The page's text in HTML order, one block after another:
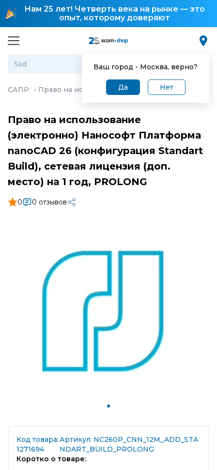
Нам 25 лет! Четверть века на рынке — это
опыт, которому доверяют
Ваш город - Москва, верно?
Да Нет
САПР · Право на использование (электронно)
Право на использование
(электронно) Нанософт Платформа
nanoCAD 26 (конфигурация Standart
Build), сетевая лицензия (доп.
место) на 1 год, PROLONG
0 0 отзывов
Код товара:
1271694
Артикул: NC260P_CNN_12M_ADD_STA
NDART_BUILD_PROLONG
Коротко о товаре: